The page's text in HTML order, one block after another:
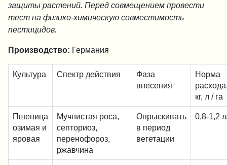
защиты растений. Перед совмещением провести
тест на физико-химическую совместимость
пестицидов.
Производство: Германия
Культура Спектр действия
Фаза
внесения
Норма
кг, л / га
Пшеница
озимая и
яровая
Мучнистая роса,
септориоз,
перенофороз,
ржавчина
Опрыскивать
в период
вегетации
0,8-1,2